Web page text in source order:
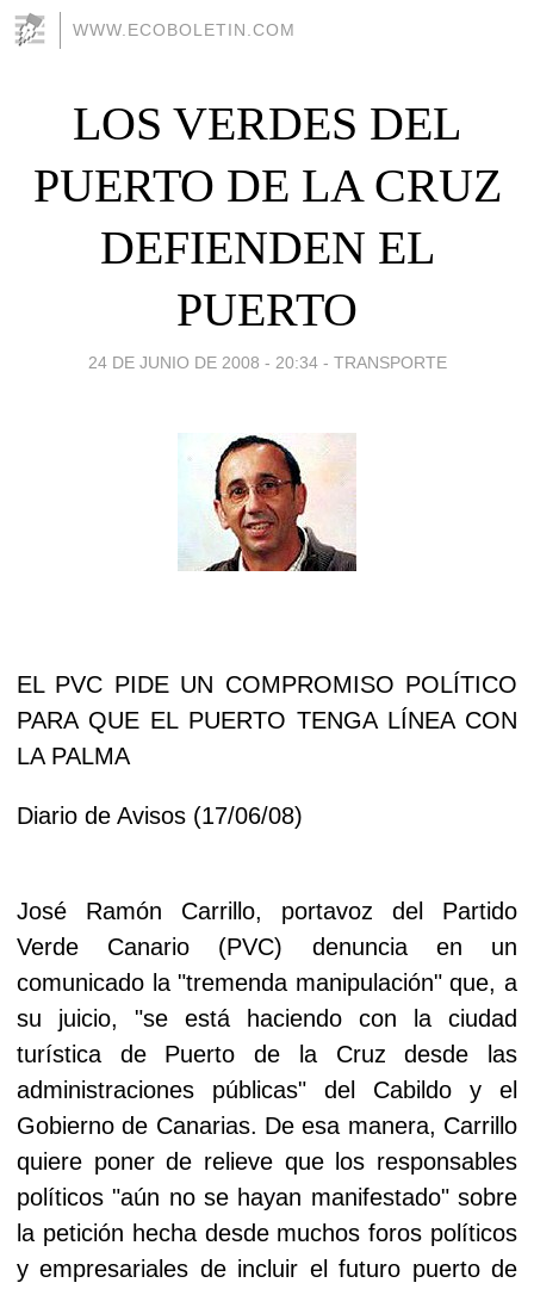
WWW.ECOBOLETIN.COM
LOS VERDES DEL
PUERTO DE LA CRUZ
DEFIENDEN EL
PUERTO
24 DE JUNIO DE 2008 - 20:34 - TRANSPORTE
EL PVC PIDE UN COMPROMISO POLÍTICO
PARA QUE EL PUERTO TENGA LÍNEA CON
LA PALMA
Diario de Avisos (17/06/08)
José Ramón Carrillo, portavoz del Partido
Verde Canario (PVC) denuncia en un
comunicado la "tremenda manipulación" que, a
su juicio, "se está haciendo con la ciudad
turística de Puerto de la Cruz desde las
administraciones públicas" del Cabildo y el
Gobierno de Canarias. De esa manera, Carrillo
quiere poner de relieve que los responsables
políticos "aún no se hayan manifestado" sobre
la petición hecha desde muchos foros políticos
y empresariales de incluir el futuro puerto de